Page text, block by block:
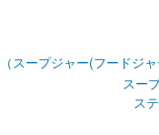
スープジャー(フードジ
スー
ス